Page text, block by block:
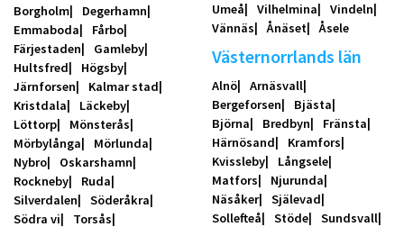
Borgholm
Degerhamn
Emmaboda
Fårbo
Färjestaden
Gamleby
Hultsfred
Högsby
Järnforsen
Kalmar stad
Kristdala
Läckeby
Löttorp
Mönsterås
Mörbylånga
Mörlunda
Nybro
Oskarshamn
Rockneby
Ruda
Silverdalen
Söderåkra
Södra vi
Torsås
Umeå
Vilhelmina
Vindeln
Vännäs
Ånäset Åsele
Västernorrlands län
Alnö
Arnäsvall
Bergeforsen
Bjästa
Björna
Bredbyn
Fränsta
Härnösand
Kramfors
Kvissleby
Långsele
Matfors
Njurunda
Näsåker
Själevad
Sollefteå
Stöde
Sundsvall